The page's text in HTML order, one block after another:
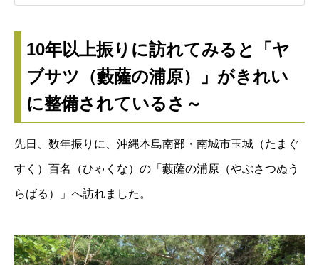
10年以上振りに訪れてみると「ヤ
ブサツ（藪薩の浦原）」がきれい
に整備されているさ～
先日、数年振りに、沖縄本島南部・南城市玉城（たまぐ
すく）百名（ひゃくな）の「藪薩の浦原（やぶさつぬう
らばる）」へ訪れました。